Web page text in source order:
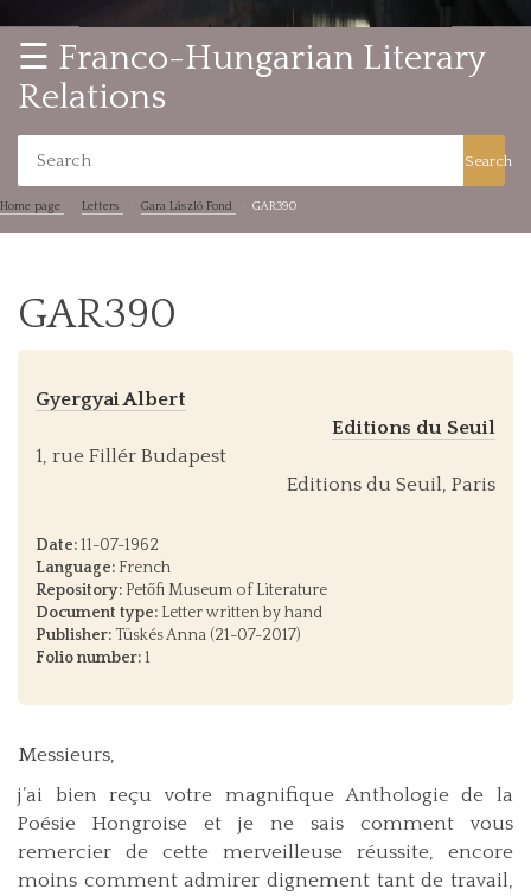
☰ Franco-Hungarian Literary
Relations
Search
Home page Letters Gara László Fond GAR390
GAR390
Gyergyai Albert
Editions du Seuil
1, rue Fillér Budapest
Editions du Seuil, Paris
Date:11-07-1962
Language: French
Repository: Petőfi Museum of Literature
Document type: Letter written by hand
Publisher: Tüskés Anna (21-07-2017)
Folio number:1
Messieurs,
j’ai bien reçu votre magnifique Anthologie de la
Poésie Hongroise et je ne sais comment vous
remercier de cette merveilleuse réussite, encore
moins comment admirer dignement tant de travail,